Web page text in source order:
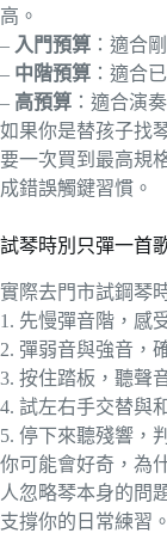
高。
– 入門預算 ：適合
– 中階預算 ：適合
– 高預算 ：適合演
如果你是替孩子找
要一次買到最高規
成錯誤觸鍵習慣。
試琴時別只彈一首
實際去門市試鋼琴
1. 先慢彈音階，感
2. 彈弱音與強音，
3. 按住踏板，聽聲
4. 試左右手交替與
5. 停下來聽殘響，
你可能會好奇，為
人忽略琴本身的問
支撐你的日常練習。